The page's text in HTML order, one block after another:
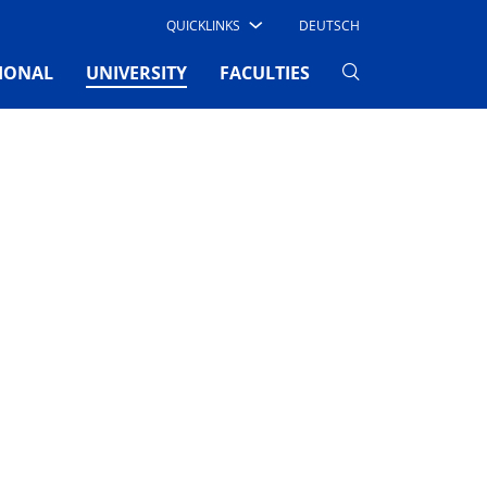
QUICKLINKS DEUTSCH
UNIVERSITY(CURRENT)
FACULTIES